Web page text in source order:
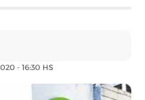
- 16:30 HS